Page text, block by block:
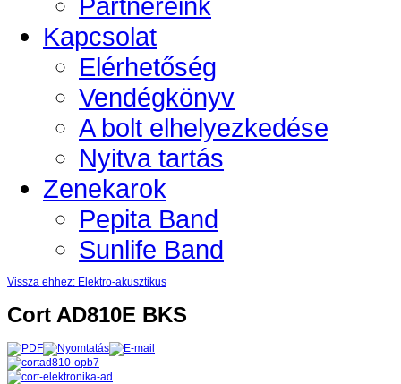
Kapcsolat
Elérhetőség
Vendégkönyv
A bolt elhelyezkedése
Nyitva tartás
Zenekarok
Pepita Band
Sunlife Band
Vissza ehhez: Elektro-akusztikus
Cort AD810E BKS